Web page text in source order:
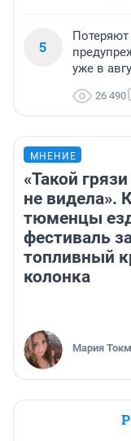
5
уже в
26 490
МНЕНИЕ
«Такой
не видела».
тюменцы
фестиваль
топливный
колонка
Мария